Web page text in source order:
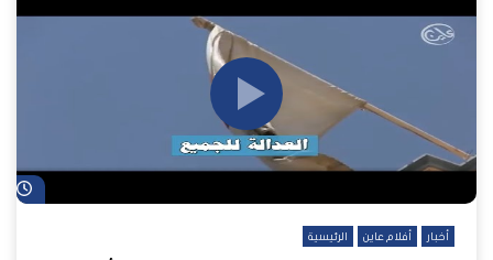
أخبار أفلام عاين الرئيسية